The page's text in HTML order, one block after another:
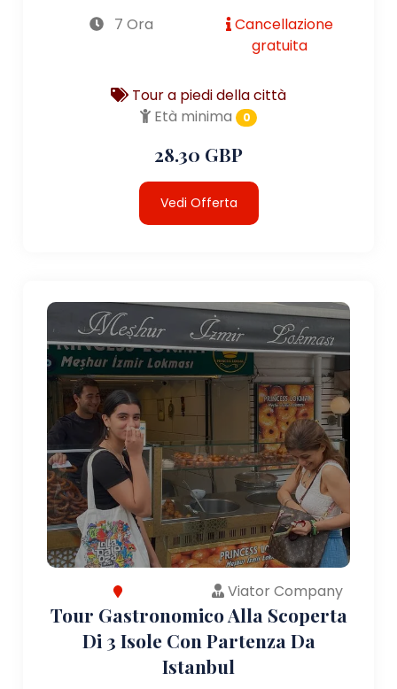
7 Ora
Cancellazione
gratuita
Tour a piedi della città
Età minima
0
28.30 GBP
Vedi Offerta
Viator Company
Tour Gastronomico Alla Scoperta
Di 3 Isole Con Partenza Da
Istanbul